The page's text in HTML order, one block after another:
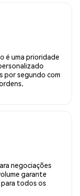
é uma prioridade
por segundo com
negociações
garante
todos os